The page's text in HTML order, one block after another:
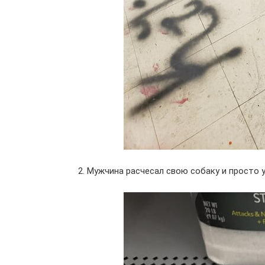
2. Мужчина расчесал свою собаку и просто